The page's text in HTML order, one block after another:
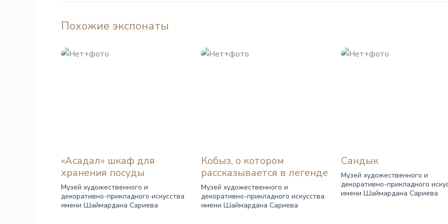
Похожие экспонаты
«Асадал» шкаф для
хранения посуды
Музей художественного и
декоративно-прикладного искусства
имени Шаймардана Сариева
Кобыз, о котором
рассказывается в легенде
Музей художественного и
декоративно-прикладного искусства
имени Шаймардана Сариева
Сандык
Музей художественного и
декоративно-прикладного
имени Шаймардана Сариева